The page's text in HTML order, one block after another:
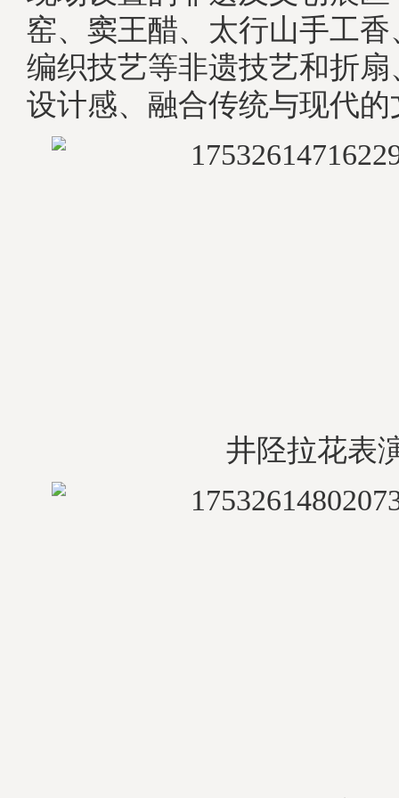
窑、窦王醋、太行山手工
编织技艺等非遗技艺和折
设计感、融合传统与现代
井陉拉花表